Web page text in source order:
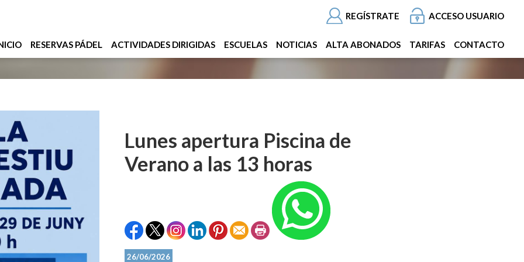
REGÍSTRATE ACCESO USUARIO
RESERVAS PÁDEL ACTIVIDADES DIRIGIDAS ESCUELAS NOTICIAS ALTA ABONADOS TARIFAS CONTACTO
Lunes apertura Piscina de
Verano a las 13 horas
26/06/2026